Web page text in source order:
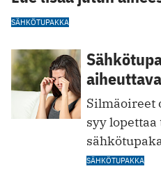
SÄHKÖTUPAKKA
Silmäoireet
syy
SÄHKÖTUPAKKA